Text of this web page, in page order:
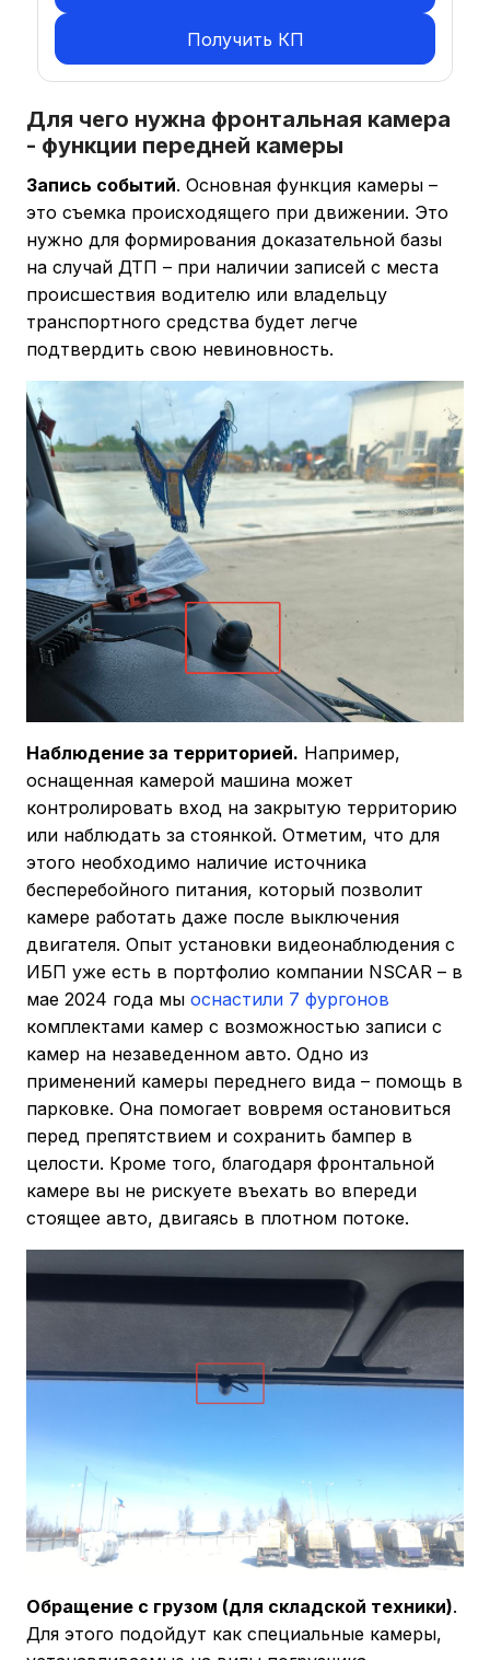
Получить КП
Для чего нужна фронтальная камера
- функции передней камеры
Запись событий. Основная функция камеры –
это съемка происходящего при движении. Это
нужно для формирования доказательной базы
на случай ДТП – при наличии записей с места
происшествия водителю или владельцу
транспортного средства будет легче
подтвердить свою невиновность.
Наблюдение за территорией. Например,
оснащенная камерой машина может
контролировать вход на закрытую территорию
или наблюдать за стоянкой. Отметим, что для
этого необходимо наличие источника
бесперебойного питания, который позволит
камере работать даже после выключения
двигателя. Опыт установки видеонаблюдения с
ИБП уже есть в портфолио компании NSCAR – в
мае 2024 года мы оснастили 7 фургонов
комплектами камер с возможностью записи с
камер на незаведенном авто. Одно из
применений камеры переднего вида – помощь в
парковке. Она помогает вовремя остановиться
перед препятствием и сохранить бампер в
целости. Кроме того, благодаря фронтальной
камере вы не рискуете въехать во впереди
стоящее авто, двигаясь в плотном потоке.
Обращение с грузом (для складской техники).
Для этого подойдут как специальные камеры,